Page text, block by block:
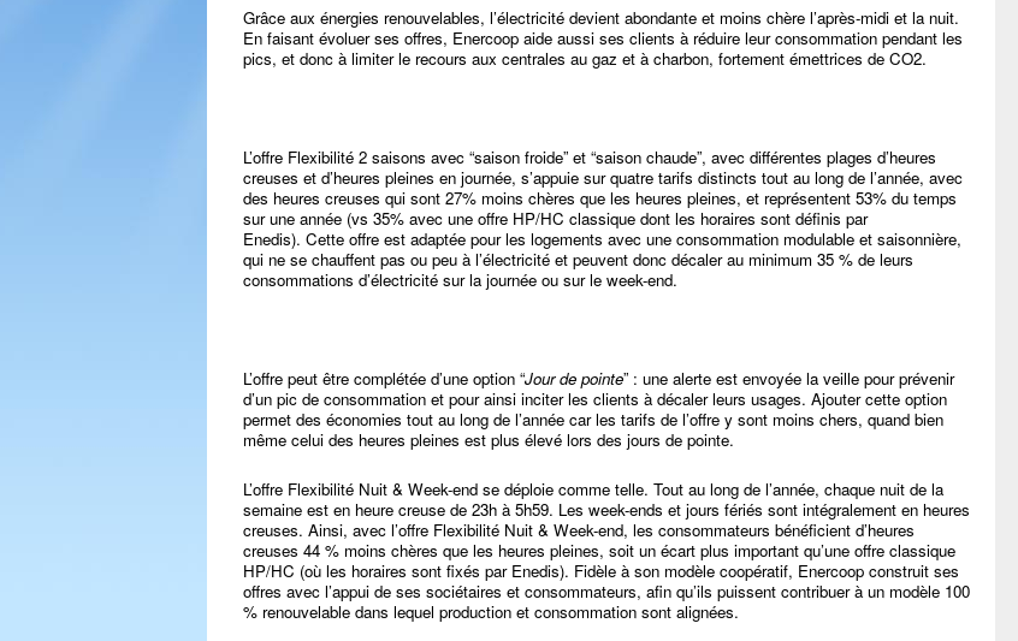
Grâce aux énergies renouvelables, l’électricité devient abondante et moins chère l’après-midi et la nuit.
En faisant évoluer ses offres, Enercoop aide aussi ses clients à réduire leur consommation pendant les
pics, et donc à limiter le recours aux centrales au gaz et à charbon, fortement émettrices de CO2.
L’offre Flexibilité 2 saisons avec “saison froide” et “saison chaude”, avec différentes plages d’heures
creuses et d’heures pleines en journée, s’appuie sur quatre tarifs distincts tout au long de l’année, avec
des heures creuses qui sont 27% moins chères que les heures pleines, et représentent 53% du temps
sur une année (vs 35% avec une offre HP/HC classique dont les horaires sont définis par
Enedis). Cette offre est adaptée pour les logements avec une consommation modulable et saisonnière,
qui ne se chauffent pas ou peu à l’électricité et peuvent donc décaler au minimum 35 % de leurs
consommations d’électricité sur la journée ou sur le week-end.
L’offre peut être complétée d’une option “Jour de pointe” : une alerte est envoyée la veille pour prévenir
d’un pic de consommation et pour ainsi inciter les clients à décaler leurs usages. Ajouter cette option
permet des économies tout au long de l’année car les tarifs de l’offre y sont moins chers, quand bien
même celui des heures pleines est plus élevé lors des jours de pointe.
L’offre Flexibilité Nuit & Week-end se déploie comme telle. Tout au long de l’année, chaque nuit de la
semaine est en heure creuse de 23h à 5h59. Les week-ends et jours fériés sont intégralement en heures
creuses. Ainsi, avec l’offre Flexibilité Nuit & Week-end, les consommateurs bénéficient d’heures
creuses 44 % moins chères que les heures pleines, soit un écart plus important qu’une offre classique
HP/HC (où les horaires sont fixés par Enedis). Fidèle à son modèle coopératif, Enercoop construit ses
offres avec l’appui de ses sociétaires et consommateurs, afin qu’ils puissent contribuer à un modèle 100
% renouvelable dans lequel production et consommation sont alignées.